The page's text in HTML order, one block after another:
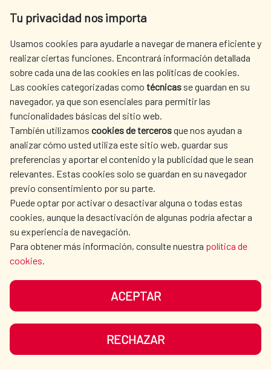
La Red de Escuelas Asociadas de la
UNESCO refuerza su papel
estratégico en la educación frente
a los nuevos retos globales
La Red de Escuelas Asociadas de la
UNESCO refuerza su papel estratégico en la
educación frente a los nuevos retos
globales La Red estrena un espacio
Cooperación Española |
LEER MÁS
Tu privacidad nos importa
Usamos cookies para ayudarle a navegar de manera eficiente y
realizar ciertas funciones. Encontrará información detallada
sobre cada una de las cookies en las políticas de cookies.
Las cookies categorizadas como técnicas se guardan en su
navegador, ya que son esenciales para permitir las
funcionalidades básicas del sitio web.
También utilizamos cookies de tercerosque nos ayudan a
analizar cómo usted utiliza este sitio web, guardar sus
preferencias y aportar el contenido y la publicidad que le sean
relevantes. Estas cookies solo se guardan en su navegador
previo consentimiento por su parte.
Puede optar por activar o desactivar alguna o todas estas
cookies, aunque la desactivación de algunas podría afectar a
su experiencia de navegación.
Para obtener más información, consulte nuestra política de
cookies.
ACEPTAR
RECHAZAR